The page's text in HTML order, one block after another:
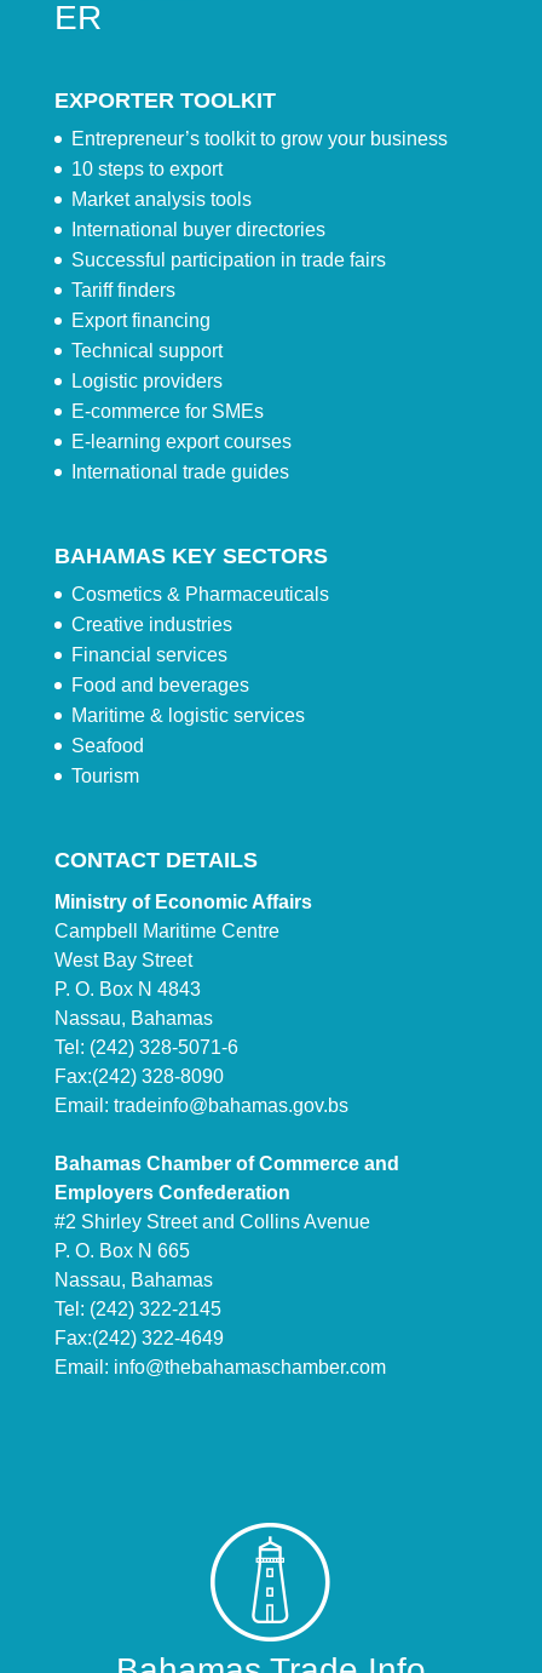
ER
EXPORTER TOOLKIT
Entrepreneur’s toolkit to grow your business
10 steps to export
Market analysis tools
International buyer directories
Successful participation in trade fairs
Tariff finders
Export financing
Technical support
Logistic providers
E-commerce for SMEs
E-learning export courses
International trade guides
BAHAMAS KEY SECTORS
Cosmetics & Pharmaceuticals
Creative industries
Financial services
Food and beverages
Maritime & logistic services
Seafood
Tourism
CONTACT DETAILS
Ministry of Economic Affairs
Campbell Maritime Centre
West Bay Street
P. O. Box N 4843
Nassau, Bahamas
Tel: (242) 328-5071-6
Fax:(242) 328-8090
Email: tradeinfo@bahamas.gov.bs
Bahamas Chamber of Commerce and
Employers Confederation
#2 Shirley Street and Collins Avenue
P. O. Box N 665
Nassau, Bahamas
Tel: (242) 322-2145
Fax:(242) 322-4649
Email: info@thebahamaschamber.com